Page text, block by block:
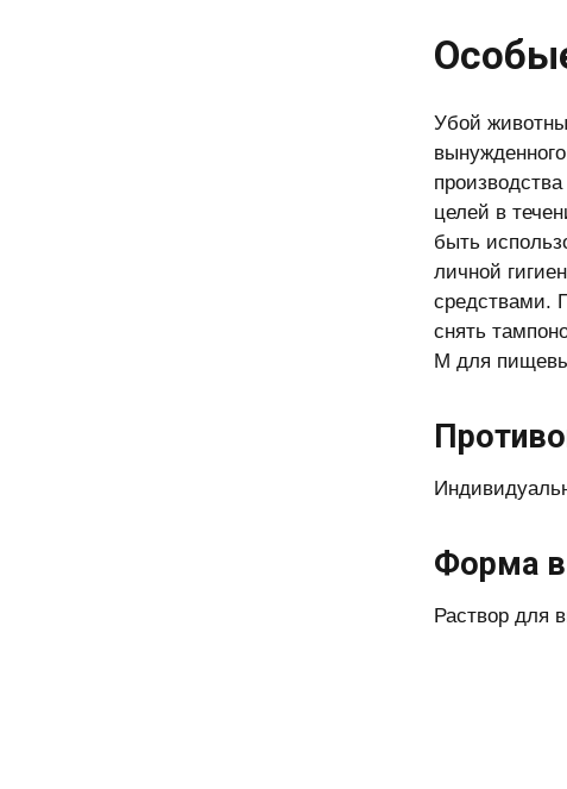
Убой
целей в
быть
личной
средствами.
снять
М для
Форма
Раствор для